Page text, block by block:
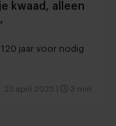
kwaad, alleen
jaar voor nodig
23 april 2025 3 min